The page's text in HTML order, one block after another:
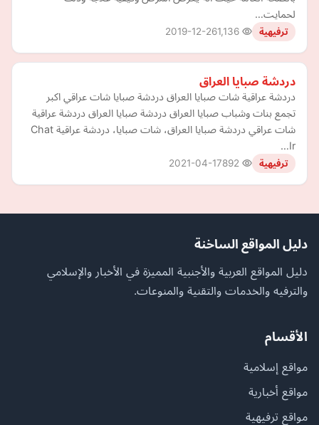
لحمايت…
ترفيهية 2019-12-26
دردشة صبايا العراق
دردشة عراقية شات صبايا العراق دردشة صبايا شات عراقي اكبر
تجمع بنات وشباب صبايا العراق دردشة صبايا العراق دردشة عراقية
شات عراقي دردشة صبايا العراق، شات صبايا، دردشة عراقية Chat
Ir…
ترفيهية 2021-04-17
دليل المواقع الساخنة
دليل المواقع العربية والأجنبية المميزة في الأخبار والإسلامي
والترفيه والخدمات والتقنية والمنوعات.
الأقسام
مواقع إسلامية
مواقع أخبارية
مواقع ترفيهية